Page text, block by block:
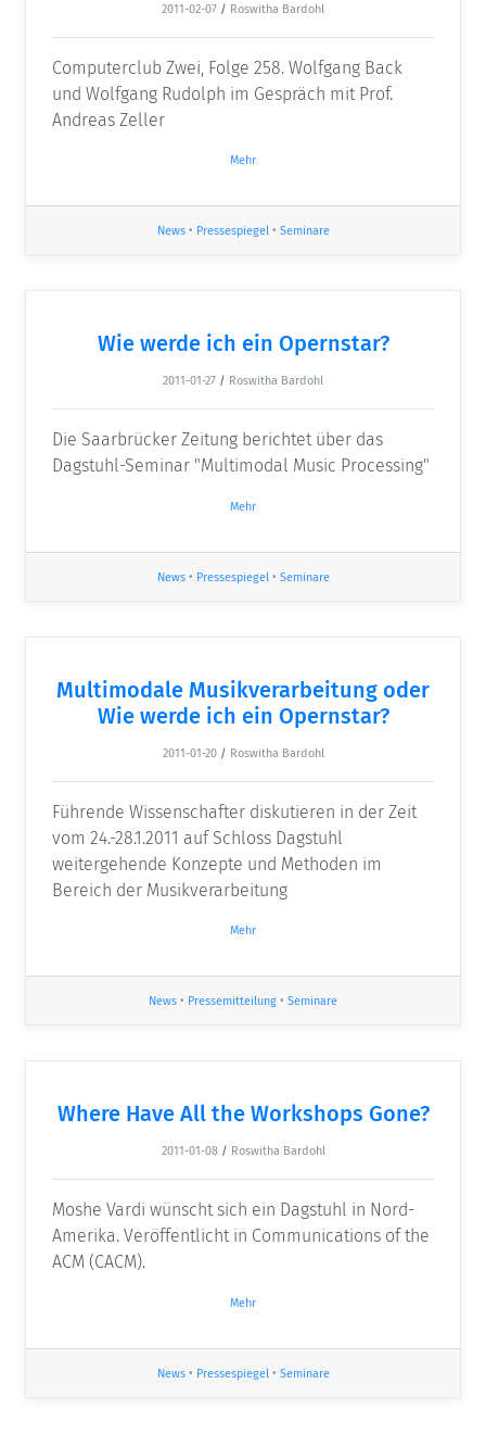
2011-02-07 / Roswitha Bardohl
Computerclub Zwei, Folge 258. Wolfgang Back
und Wolfgang Rudolph im Gespräch mit Prof.
Andreas Zeller
Mehr
News• Pressespiegel• Seminare
Wie werde ich ein Opernstar?
2011-01-27 / Roswitha Bardohl
Die Saarbrücker Zeitung berichtet über das
Dagstuhl-Seminar "Multimodal Music Processing"
Mehr
News• Pressespiegel• Seminare
Multimodale Musikverarbeitung oder
Wie werde ich ein Opernstar?
2011-01-20 / Roswitha Bardohl
Führende Wissenschafter diskutieren in der Zeit
vom 24.-28.1.2011 auf Schloss Dagstuhl
weitergehende Konzepte und Methoden im
Bereich der Musikverarbeitung
Mehr
News • Pressemitteilung • Seminare
Where Have All the Workshops Gone?
2011-01-08 / Roswitha Bardohl
Moshe Vardi wünscht sich ein Dagstuhl in Nord-
Amerika. Veröffentlicht in Communications of the
ACM (CACM).
Mehr
News• Pressespiegel• Seminare